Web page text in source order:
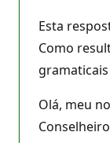
Esta
Como
Olá, meu